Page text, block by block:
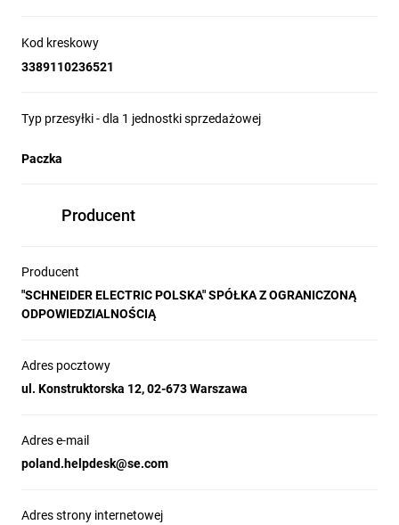
Kod kreskowy
3389110236521
Typ przesyłki - dla 1 jednostki sprzedażowej
Paczka
Producent
Producent
"SCHNEIDER ELECTRIC POLSKA" SPÓŁKA Z OGRANICZONĄ
ODPOWIEDZIALNOŚCIĄ
Adres pocztowy
ul. Konstruktorska 12, 02-673 Warszawa
Adres e-mail
poland.helpdesk@se.com
Adres strony internetowej